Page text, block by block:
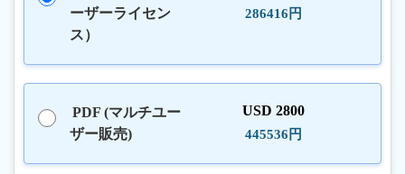
ーザーライセン
ス）
286416円
PDF (マルチユー
ザー販売)
USD 2800
445536円